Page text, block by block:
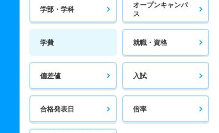
学部・学科
オープンキャンパ
ス
学費 就職・資格
偏差値 入試
合格発表日 倍率